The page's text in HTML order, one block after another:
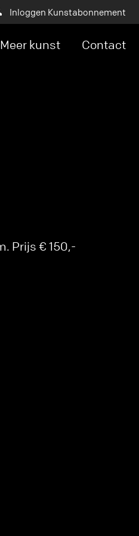
Inloggen Kunstabonnement
Meer kunst Contact
Prijs € 150,-